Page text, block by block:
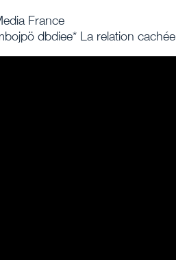
France
dbdiee* La relation cachée